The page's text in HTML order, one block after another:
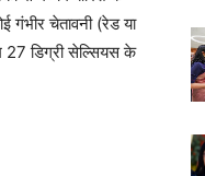
चेतावनी (रेड या
27 डिग्री सेल्सियस के